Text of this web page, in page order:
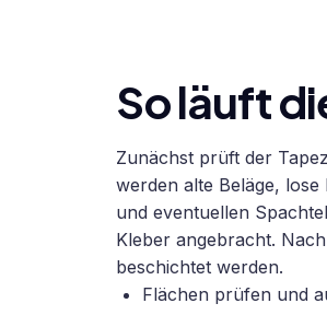
So läuft
Zunächst prüft der
werden alte Beläge,
und eventuellen
Kleber angebracht.
beschichtet werden.
Flächen prüfen und